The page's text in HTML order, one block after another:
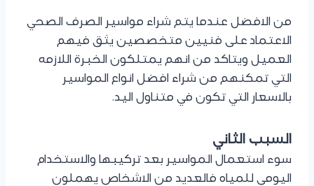
من الافضل عندما يتم شراء مواسير الصرف الصحي
الاعتماد على فنيين متخصصين يثق فيهم
العميل ويتاكد من انهم يمتلكون الخبرة اللازمه
التي تمكنهم من شراء افضل انواع المواسير
بالاسعار التي تكون في متناول اليد.
السبب الثاني
سوء استعمال المواسير بعد تركيبها والاستخدام
اليومي للمياه فالعديد من الاشخاص يهملون